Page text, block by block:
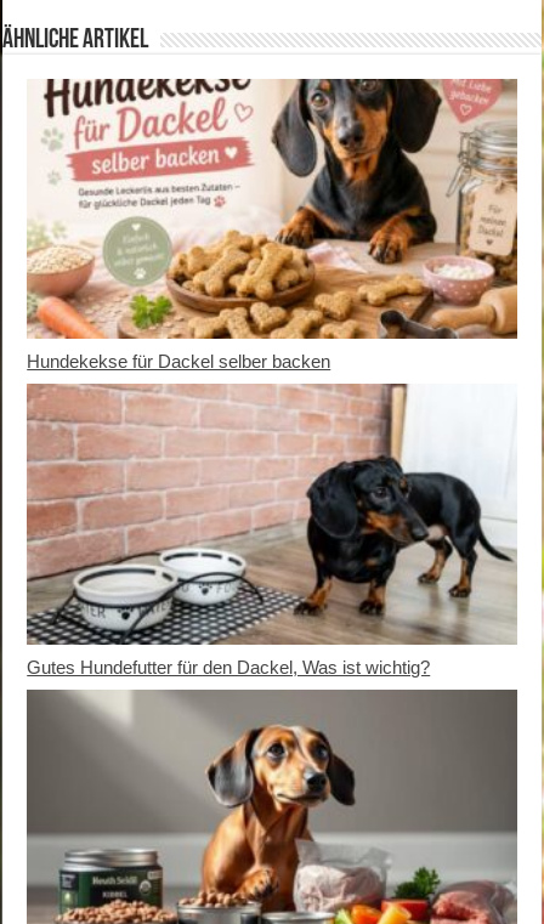
o
k
ähnliche Artikel
Hundekekse für Dackel selber backen
Gutes Hundefutter für den Dackel, Was ist wichtig?